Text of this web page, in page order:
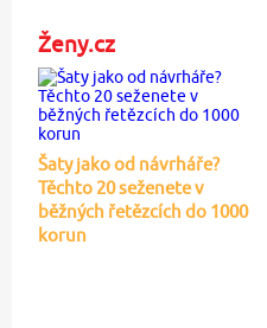
Ženy.cz
Šaty jako od návrháře?
Těchto 20 seženete v
běžných řetězcích do 1000
korun